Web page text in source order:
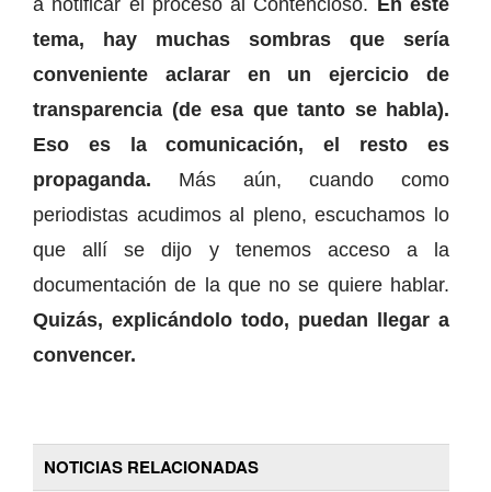
tema, hay muchas sombras que sería
conveniente aclarar en un ejercicio de
transparencia (de esa que tanto se habla).
Eso es la comunicación, el resto es
propaganda. Más aún, cuando como
periodistas acudimos al pleno, escuchamos lo
que allí se dijo y tenemos acceso a la
documentación de la que no se quiere hablar.
Quizás, explicándolo todo, puedan llegar a
convencer.
NOTICIAS RELACIONADAS